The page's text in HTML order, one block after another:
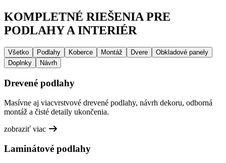
KOMPLETNÉ RIEŠENIA PRE
PODLAHY A INTERIÉR
Všetko Podlahy Koberce Montáž Dvere
Obkladové panely
Doplnky
Návrh
Drevené podlahy
Masívne aj viacvrstvové drevené podlahy, návrh dekoru, odborná
montáž a čisté detaily ukončenia.
zobraziť viac
Laminátové podlahy